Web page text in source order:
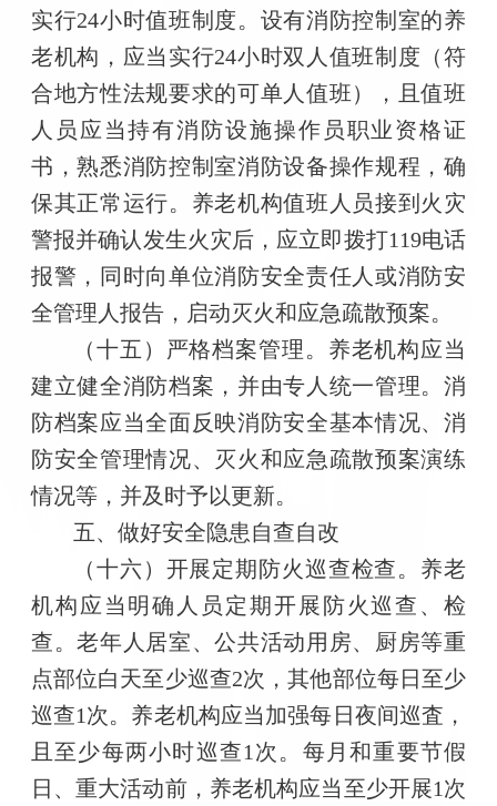
实行24小时值班制度。设有消防控制室的养
老机构，应当实行24小时双人值班制度（符
合地方性法规要求的可单人值班），且值班
人员应当持有消防设施操作员职业资格证
书，熟悉消防控制室消防设备操作规程，确
保其正常运行。养老机构值班人员接到火灾
警报并确认发生火灾后，应立即拨打119电话
报警，同时向单位消防安全责任人或消防安
全管理人报告，启动灭火和应急疏散预案。
（十五）严格档案管理。养老机构应当
建立健全消防档案，并由专人统一管理。消
防档案应当全面反映消防安全基本情况、消
防安全管理情况、灭火和应急疏散预案演练
情况等，并及时予以更新。
五、做好安全隐患自查自改
（十六）开展定期防火巡查检查。养老
机构应当明确人员定期开展防火巡查、检
查。老年人居室、公共活动用房、厨房等重
点部位白天至少巡查2次，其他部位每日至少
巡查1次。养老机构应当加强每日夜间巡査，
且至少每两小时巡查1次。每月和重要节假
日、重大活动前，养老机构应当至少开展1次